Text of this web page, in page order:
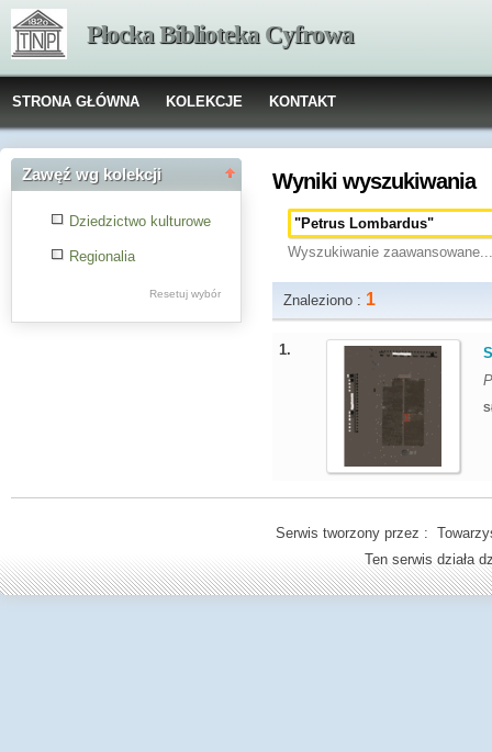
Płocka Biblioteka Cyfrowa
STRONA GŁÓWNA KOLEKCJE KONTAKT
Zawęź wg kolekcji
Dziedzictwo kulturowe
Regionalia
Resetuj wybór
Wyniki wyszukiwania
Wyszukiwanie zaawansowane...
Znaleziono : 1
1.
Serwis tworzony przez :
Ten serwis działa